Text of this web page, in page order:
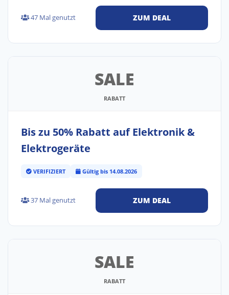
47 Mal genutzt ZUM DEAL
SALE
RABATT
Bis zu 50% Rabatt auf Elektronik &
Elektrogeräte
VERIFIZIERT Gültig bis 14.08.2026
37 Mal genutzt ZUM DEAL
SALE
RABATT